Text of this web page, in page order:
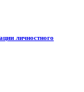
личностного